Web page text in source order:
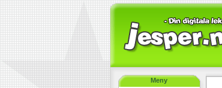
Meny